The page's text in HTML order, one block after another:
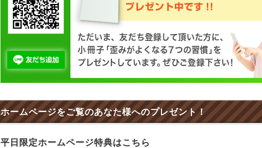
ホームページをご覧のあなた様へのプレゼント！
平日限定ホームページ特典はこちら